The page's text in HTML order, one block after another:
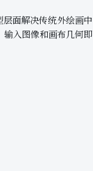
层面解决传统外绘画中
输入图像和画布几何即